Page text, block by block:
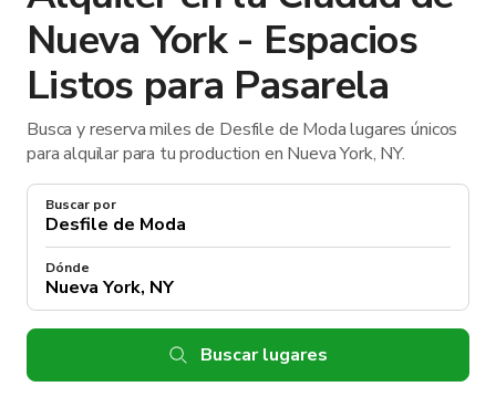
Nueva York - Espacios
Listos para Pasarela
Busca y reserva miles de Desfile de Moda lugares únicos
para alquilar para tu production en Nueva York, NY.
Buscar por
Dónde
Buscar lugares